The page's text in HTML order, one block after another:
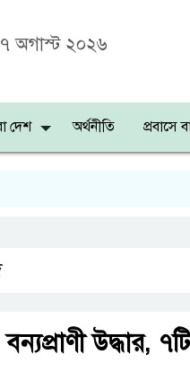
অগাস্ট ২০২৬
দেশ অর্থনীতি প্রবাসে
উদ্ধার, ৭টি